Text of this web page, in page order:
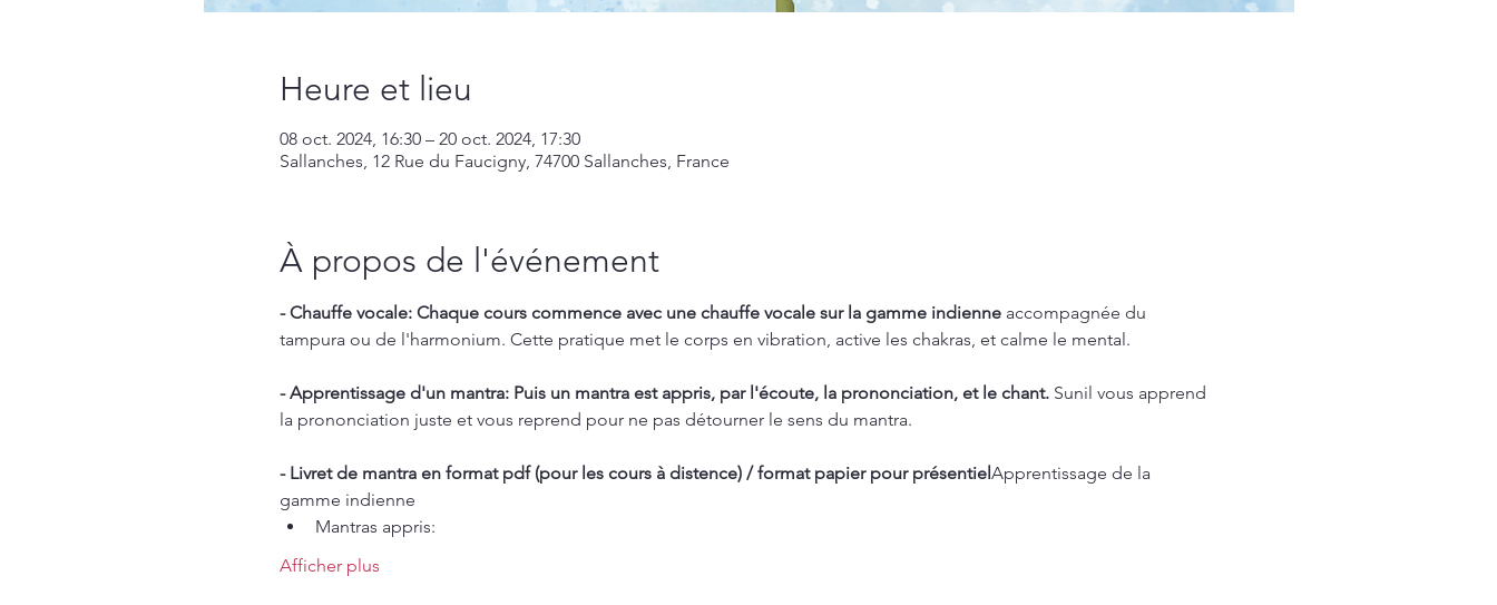
Heure et lieu
08 oct. 2024, 16:30 – 20 oct. 2024, 17:30
Sallanches, 12 Rue du Faucigny, 74700 Sallanches, France
À propos de l'événement
- Chauffe vocale: Chaque cours commence avec une chauffe vocale sur la gamme indienne accompagnée du
tampura ou de l'harmonium. Cette pratique met le corps en vibration, active les chakras, et calme le mental.
- Apprentissage d'un mantra: Puis un mantra est appris, par l'écoute, la prononciation, et le chant. Sunil vous apprend
la prononciation juste et vous reprend pour ne pas détourner le sens du mantra.
- Livret de mantra en format pdf (pour les cours à distence) / format papier pour présentielApprentissage de la
gamme indienne
Mantras appris:
Afficher plus